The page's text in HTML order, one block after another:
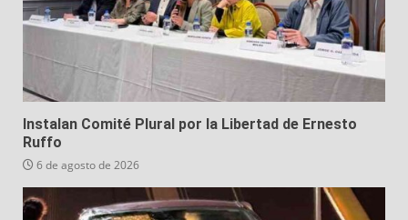
Instalan Comité Plural por la Libertad de Ernesto
Ruffo
6 de agosto de 2026